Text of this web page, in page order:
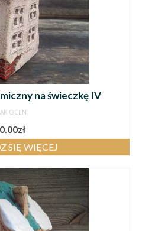
na świeczkę IV
OCEN
zł
SIĘ WIĘCEJ